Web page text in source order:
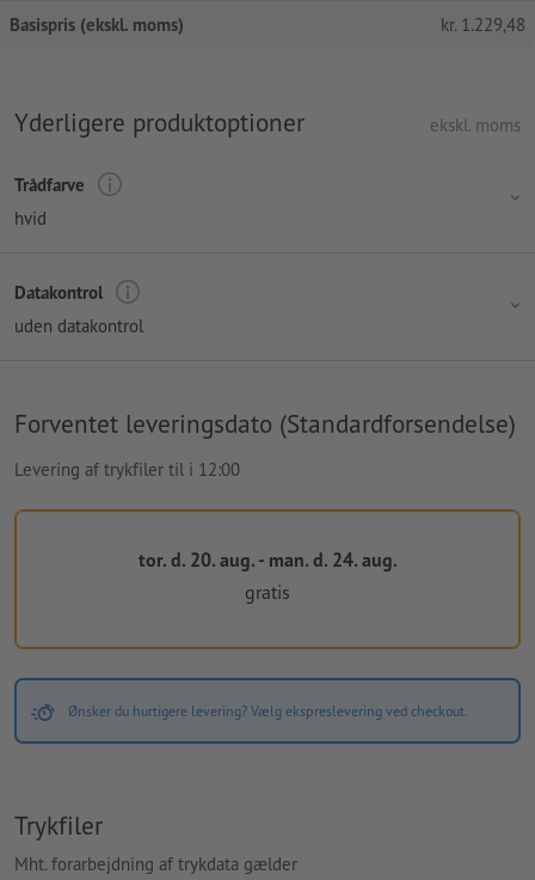
Basispris (ekskl. moms) kr. 1.229,48
Yderligere produktoptioner ekskl. moms
Trådfarve
hvid
Datakontrol
uden datakontrol
Forventet leveringsdato (Standardforsendelse)
Levering af trykfiler til i 12:00
tor. d. 20. aug. - man. d. 24. aug.
gratis
Ønsker du hurtigere levering? Vælg ekspreslevering ved checkout.
Trykfiler
Mht. forarbejdning af trykdata gælder